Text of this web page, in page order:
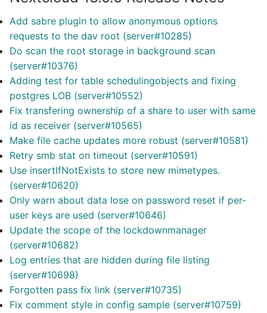
Add sabre plugin to allow anonymous options
requests to the dav root (server#10285)
Do scan the root storage in background scan
(server#10376)
Adding test for table schedulingobjects and fixing
postgres LOB (server#10552)
Fix transfering ownership of a share to user with same
id as receiver (server#10565)
Make file cache updates more robust (server#10581)
Retry smb stat on timeout (server#10591)
Use insertIfNotExists to store new mimetypes.
(server#10620)
Only warn about data lose on password reset if per-
user keys are used (server#10646)
Update the scope of the lockdownmanager
(server#10682)
Log entries that are hidden during file listing
(server#10698)
Forgotten pass fix link (server#10735)
Fix comment style in config sample (server#10759)